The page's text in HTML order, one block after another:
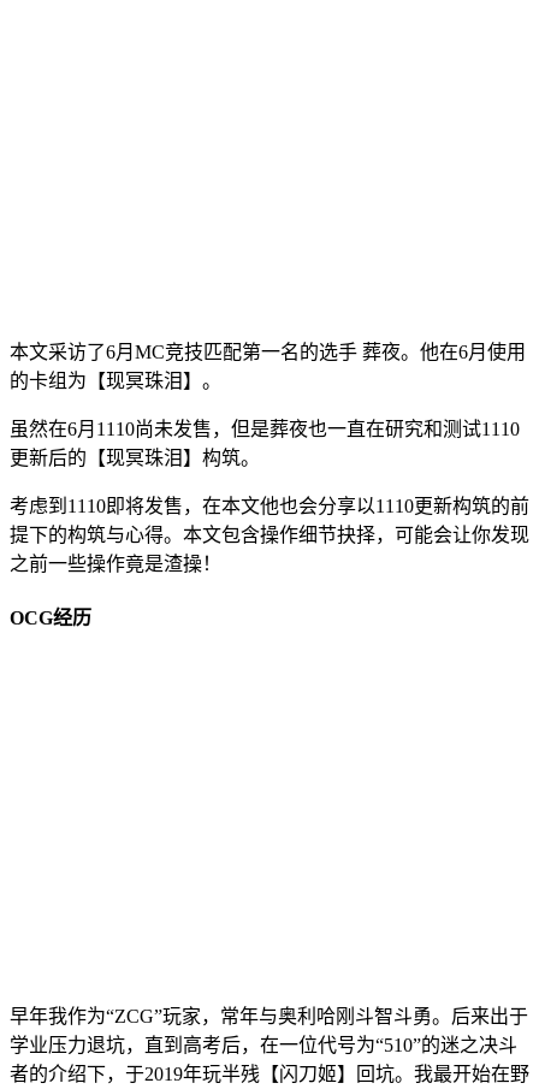
本文采访了6月MC竞技匹配第一名的选手 葬夜。他在6月使用
的卡组为【现冥珠泪】。
虽然在6月1110尚未发售，但是葬夜也一直在研究和测试1110
更新后的【现冥珠泪】构筑。
考虑到1110即将发售，在本文他也会分享以1110更新构筑的前
提下的构筑与心得。本文包含操作细节抉择，可能会让你发现
之前一些操作竟是渣操！
OCG经历
早年我作为“ZCG”玩家，常年与奥利哈刚斗智斗勇。后来出于
学业压力退坑，直到高考后，在一位代号为“510”的迷之决斗
者的介绍下，于2019年玩半残【闪刀姬】回坑。我最开始在野